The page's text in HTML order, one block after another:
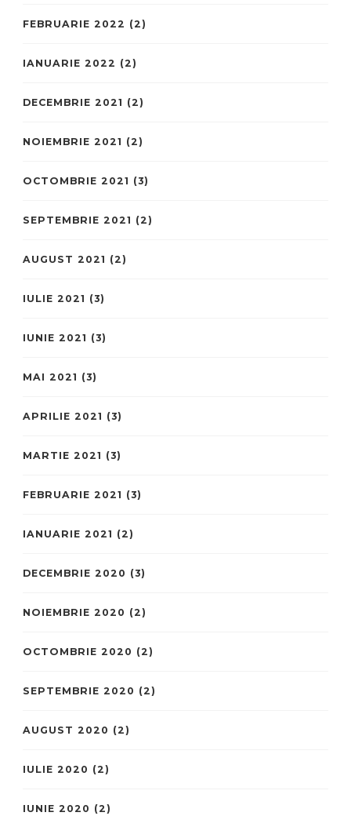
FEBRUARIE 2022 (2)
IANUARIE 2022 (2)
DECEMBRIE 2021 (2)
NOIEMBRIE 2021 (2)
OCTOMBRIE 2021 (3)
SEPTEMBRIE 2021 (2)
AUGUST 2021 (2)
IULIE 2021 (3)
IUNIE 2021 (3)
MAI 2021 (3)
APRILIE 2021 (3)
MARTIE 2021 (3)
FEBRUARIE 2021 (3)
IANUARIE 2021 (2)
DECEMBRIE 2020 (3)
NOIEMBRIE 2020 (2)
OCTOMBRIE 2020 (2)
SEPTEMBRIE 2020 (2)
AUGUST 2020 (2)
IULIE 2020 (2)
IUNIE 2020 (2)